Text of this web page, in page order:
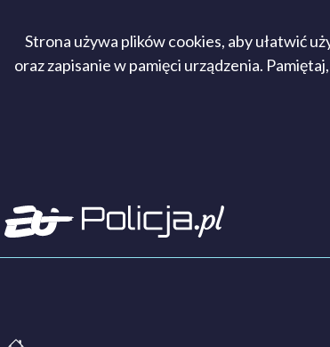
Strona używa plików cookies, aby ułatwić
oraz zapisanie w pamięci urządzenia.